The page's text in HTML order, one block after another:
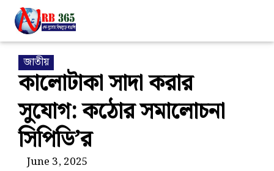
জাতীয়
কালোটাকা সাদা করার
সুযোগ: কঠোর সমালোচনা
সিপিডি’র
June 3, 2025